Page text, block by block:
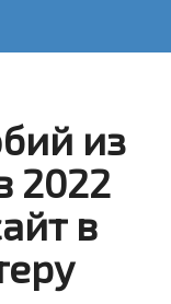
из
2022
в